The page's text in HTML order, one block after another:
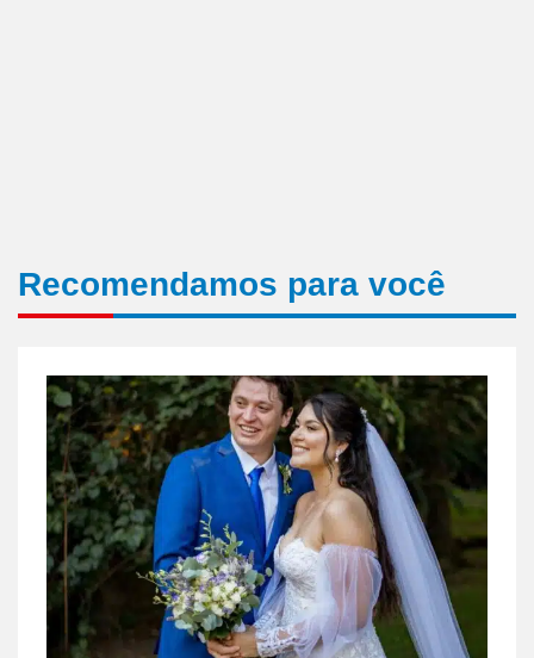
Recomendamos para você